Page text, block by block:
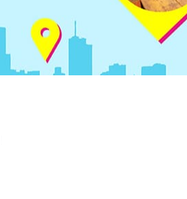
お問